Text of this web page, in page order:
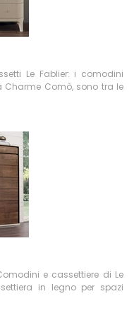
Le Fablier: i comodini
Comò, sono tra le
e cassettiere di Le
in legno per spazi